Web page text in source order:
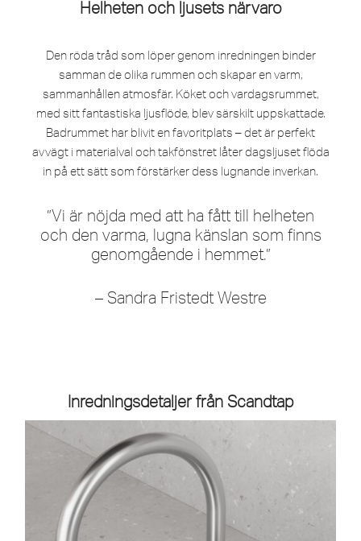
Helheten och ljusets närvaro
Den röda tråd som löper genom inredningen binder
samman de olika rummen och skapar en varm,
sammanhållen atmosfär. Köket och vardagsrummet,
med sitt fantastiska ljusflöde, blev särskilt uppskattade.
Badrummet har blivit en favoritplats – det är perfekt
avvägt i materialval och takfönstret låter dagsljuset flöda
in på ett sätt som förstärker dess lugnande inverkan.
”Vi är nöjda med att ha fått till helheten
och den varma, lugna känslan som finns
genomgående i hemmet.”
– Sandra Fristedt Westre
Inredningsdetaljer från Scandtap